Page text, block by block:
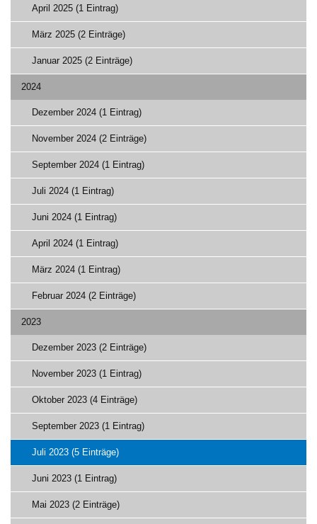
April 2025 (1 Eintrag)
März 2025 (2 Einträge)
Januar 2025 (2 Einträge)
2024
Dezember 2024 (1 Eintrag)
November 2024 (2 Einträge)
September 2024 (1 Eintrag)
Juli 2024 (1 Eintrag)
Juni 2024 (1 Eintrag)
April 2024 (1 Eintrag)
März 2024 (1 Eintrag)
Februar 2024 (2 Einträge)
2023
Dezember 2023 (2 Einträge)
November 2023 (1 Eintrag)
Oktober 2023 (4 Einträge)
September 2023 (1 Eintrag)
Juli 2023 (5 Einträge)
Juni 2023 (1 Eintrag)
Mai 2023 (2 Einträge)